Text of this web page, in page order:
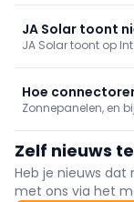
Blaarmeersen is
panelen richting
JA Solar toont
TOPCon-
JA Solar toont op
modules én
Hoe
beïnvloeden
Zonnepanelen, en
duurzaamheid en
Zelf nieuws
Heb je nieuws dat
met ons via het